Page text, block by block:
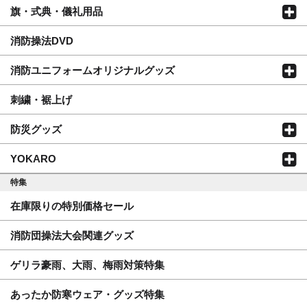
旗・式典・儀礼用品
消防操法DVD
消防ユニフォームオリジナルグッズ
刺繍・裾上げ
防災グッズ
YOKARO
特集
在庫限りの特別価格セール
消防団操法大会関連グッズ
ゲリラ豪雨、大雨、梅雨対策特集
あったか防寒ウェア・グッズ特集